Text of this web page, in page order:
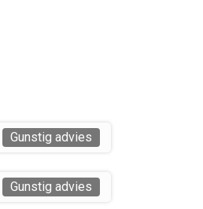
Gunstig advies
Gunstig advies